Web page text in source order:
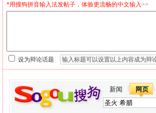
*用搜狗拼音输入法发帖子，体验更流畅的中文输入>>
设为辩论话题
新闻 网页